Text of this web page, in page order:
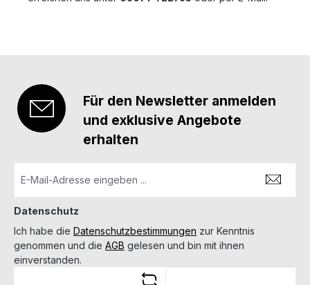
Für den Newsletter anmelden
und exklusive Angebote
erhalten
Datenschutz
Ich habe die Datenschutzbestimmungen zur Kenntnis
genommen und die AGB gelesen und bin mit ihnen
einverstanden.